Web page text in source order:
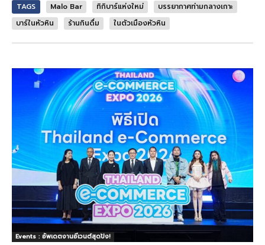
TAGS Malo Bar ทิกิบาร์แห่งใหม่
บรรยากาศท่ามกลางเกาะ
บาร์ในหัวหิน
ร้านกินดื่ม ในตัวเมืองหัวหิน
Events : อัพเดตงานอีเวนต์สุดปัง!